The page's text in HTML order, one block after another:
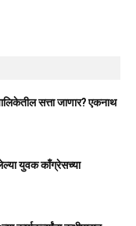
सत्ता जाणार? एकनाथ
युवक काँग्रेसच्या